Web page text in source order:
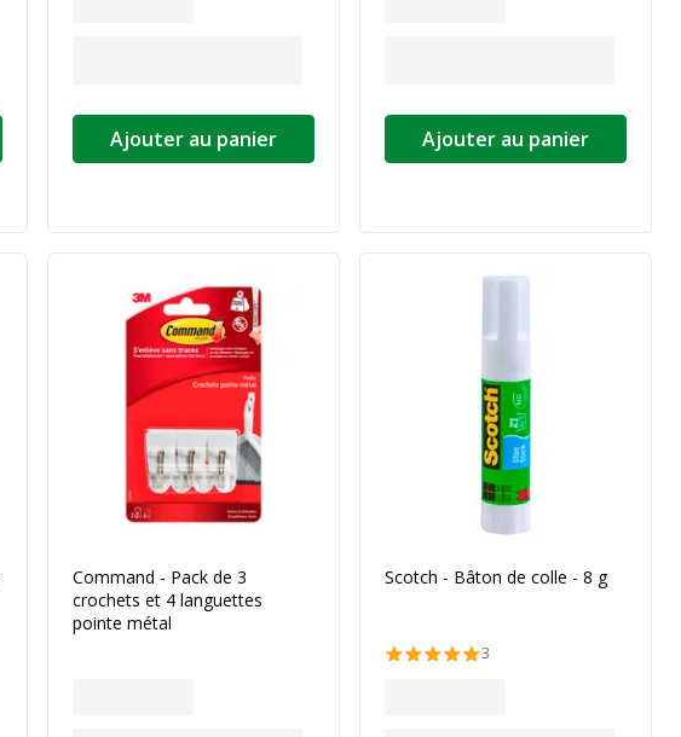
Ajouter au panier Ajouter au panier
Command - Pack de 3
crochets et 4 languettes
pointe métal
Scotch - Bâton de colle - 8 g
3